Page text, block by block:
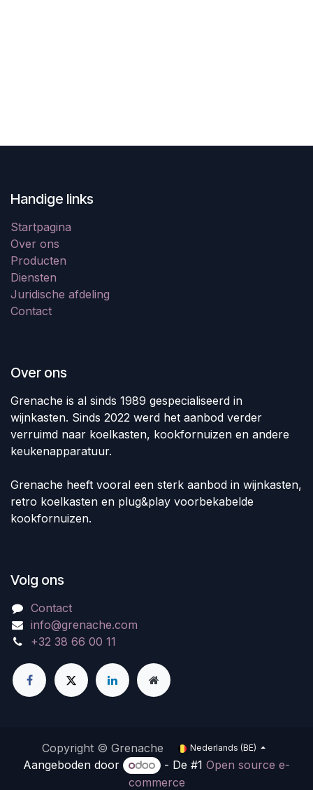
Handige links
Startpagina
Over ons
Producten
Diensten
Juridische afdeling
Contact
Over ons
Grenache is al sinds 1989 gespecialiseerd in
wijnkasten. Sinds 2022 werd het aanbod verder
verruimd naar koelkasten, kookfornuizen en andere
keukenapparatuur.
Grenache heeft vooral een sterk aanbod in wijnkasten,
retro koelkasten en plug&play voorbekabelde
kookfornuizen.
Volg ons
Contact
info@grenache.com
+32 38 66 00 11
Copyright © Grenache Nederlands (BE)
Aangeboden door - De #1Open source e-
commerce